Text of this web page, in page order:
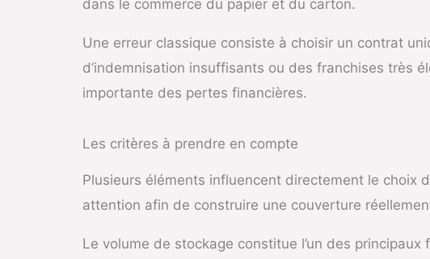
dans le commerce du papier et du carton.
Une erreur classique consiste à choisir un contrat
d’indemnisation insuffisants ou des franchises très
importante des pertes financières.
Les critères à prendre en compte
Plusieurs éléments influencent directement le choix
attention afin de construire une couverture
Le volume de stockage constitue l’un des